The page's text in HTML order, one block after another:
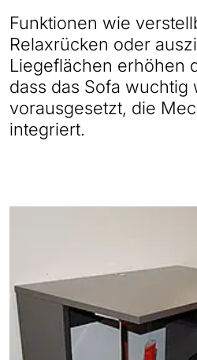
Funktionen wie
Relaxrücken oder
Liegeflächen erhöhen
dass das Sofa wuchtig
vorausgesetzt, die
integriert.